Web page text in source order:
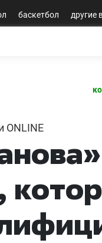
баскетбол другие
ONLINE